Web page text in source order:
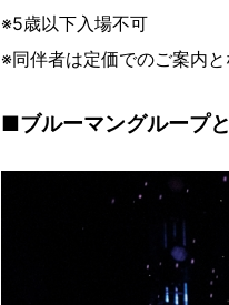
※5歳以下入場不可
※同伴者は定価でのご案内
■ブルーマングループ